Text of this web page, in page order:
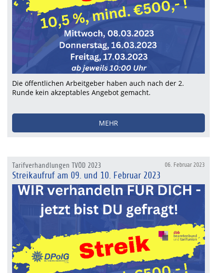
Die öffentlichen Arbeitgeber haben auch nach der 2.
Runde kein akzeptables Angebot gemacht.
MEHR
06. Februar 2023
Tarifverhandlungen TVÖD 2023
Streikaufruf am 09. und 10. Februar 2023